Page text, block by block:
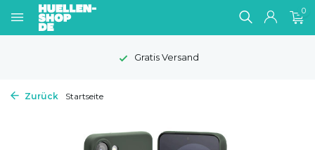
0
Gratis Versand
Zurück Startseite